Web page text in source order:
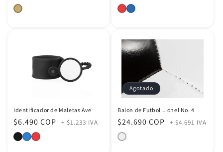
habitual
habitual
Identificador de Maletas Ave
Precio
habitual
$6.490 COP + $1.233 IVA
Agotado
Balon de Futbol Lionel No. 4
Precio
habitual
$24.690 COP + $4.691 IVA